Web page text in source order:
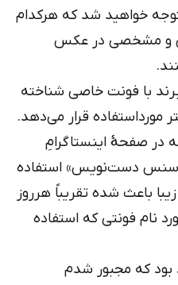
خواهید شد که هرکدام
و مشخصی در عکس
با فونت خاصی شناخته
مورداستفاده قرار می‌دهد.
در صفحهٔ اینستاگرامِ
دست‌نویس» استفاده
باعث شده تقریباً هرروز
نام فونتی که استفاده
بود که مجبور شدم